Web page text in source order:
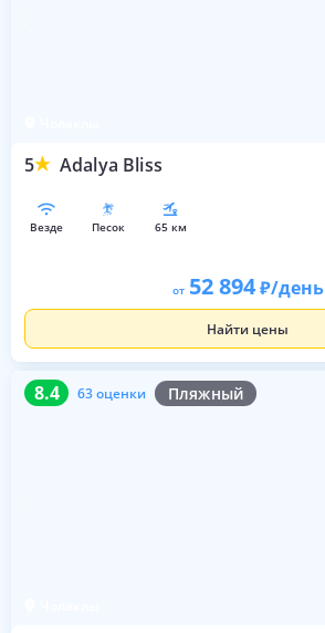
5 Adalya Bliss
везде песок 65 км
от 52 894 /день
Найти цены
8.4 63 оценки Пляжный
8.4 63 оценки